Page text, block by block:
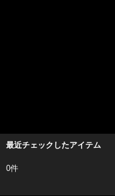
最近チェックしたアイテム
0件